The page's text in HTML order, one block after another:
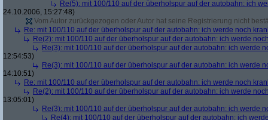
Re(5): mit 100/110 auf der überholspur auf der autobahn: ich
24.10.2006, 15:27:48)
Vom Autor zurückgezogen oder Autor hat seine Registrierung nicht
Re: mit 100/110 auf der überholspur auf der autobahn: ich werde noch
Re(2): mit 100/110 auf der überholspur auf der autobahn: ich werde
Re(3): mit 100/110 auf der überholspur auf der autobahn: ich werde
12:54:53)
Re(3): mit 100/110 auf der überholspur auf der autobahn: ich werde
14:10:51)
Re: mit 100/110 auf der überholspur auf der autobahn: ich werde noch
Re(2): mit 100/110 auf der überholspur auf der autobahn: ich werde
13:05:01)
Re(3): mit 100/110 auf der überholspur auf der autobahn: ich werde
Re(4): mit 100/110 auf der überholspur auf der autobahn: ich